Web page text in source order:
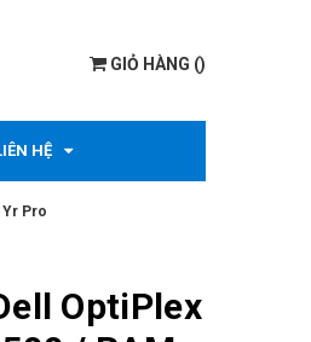
GIỎ HÀNG ()
HỆ
Yr Pro
OptiPlex